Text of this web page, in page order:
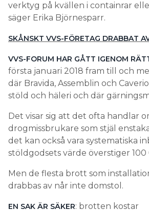
verktyg på kvällen i containrar
säger Erika Björnesparr.
SKÅNSKT VVS-FÖRETAG DRABBAT
VVS-FORUM HAR GÅTT IGENOM
första januari 2018 fram till och
där Bravida, Assemblin och
stöld och häleri och där
Det visar sig att det ofta handlar
drogmissbrukare som stjäl
det kan också vara systematiska
stöldgodsets värde överstiger
Men de flesta brott som
drabbas av når inte domstol.
EN SAK ÄR SÄKER: brotten kostar